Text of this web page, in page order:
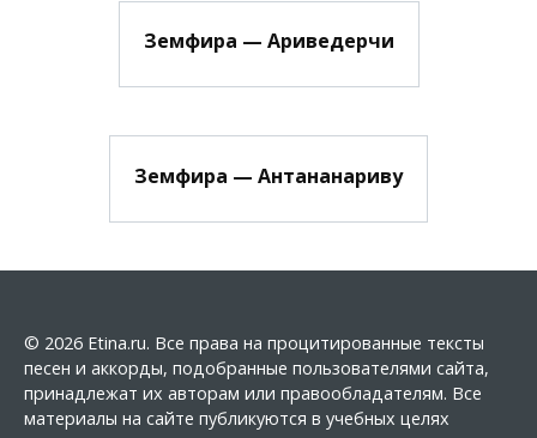
Земфира — Ариведерчи
Земфира — Антананариву
© 2026 Etina.ru. Все права на процитированные тексты
песен и аккорды, подобранные пользователями сайта,
принадлежат их авторам или правообладателям. Все
материалы на сайте публикуются в учебных целях